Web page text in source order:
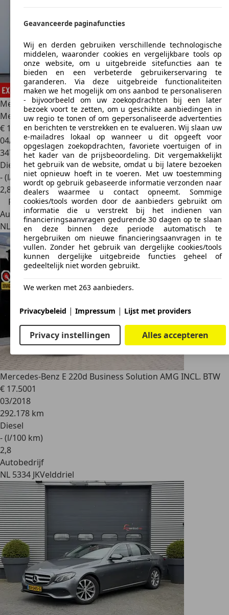
Mercedes-Benz E 220d Premium Plus | EXPORT | Pano |
Memory
€ 15.940 € 16.940,-
04/2018
347.452 km
Diesel
- (l/100 km)
2,8
Prijsdaling
Autobedrijf
NL 3225 LS Hellevoetsluis
Mercedes-Benz E 220d Business Solution AMG INCL. BTW
€ 17.5001
03/2018
292.178 km
Diesel
- (l/100 km)
2,8
Autobedrijf
NL 5334 JKVelddriel
Geavanceerde paginafuncties
Wij en derden gebruiken verschillende technologische
middelen, waaronder cookies en vergelijkbare tools op
onze website, om u uitgebreide sitefuncties aan te
bieden en een verbeterde gebruikerservaring te
garanderen. Via deze uitgebreide functionaliteiten
maken we het mogelijk om ons aanbod te personaliseren
- bijvoorbeeld om uw zoekopdrachten bij een later
bezoek voort te zetten, om u geschikte aanbiedingen in
uw regio te tonen of om gepersonaliseerde advertenties
en berichten te verstrekken en te evalueren. Wij slaan uw
e-mailadres lokaal op wanneer u dit opgeeft voor
opgeslagen zoekopdrachten, favoriete voertuigen of in
het kader van de prijsbeoordeling. Dit vergemakkelijkt
het gebruik van de website, omdat u bij latere bezoeken
niet opnieuw hoeft in te voeren. Met uw toestemming
wordt op gebruik gebaseerde informatie verzonden naar
dealers waarmee u contact opneemt. Sommige
cookies/tools worden door de aanbieders gebruikt om
informatie die u verstrekt bij het indienen van
financieringsaanvragen gedurende 30 dagen op te slaan
en deze binnen deze periode automatisch te
hergebruiken om nieuwe financieringsaanvragen in te
vullen. Zonder het gebruik van dergelijke cookies/tools
kunnen dergelijke uitgebreide functies geheel of
gedeeltelijk niet worden gebruikt.
We werken met 263 aanbieders.
Privacybeleid | Impressum | Lijst met providers
Privacy instellingen Alles accepteren